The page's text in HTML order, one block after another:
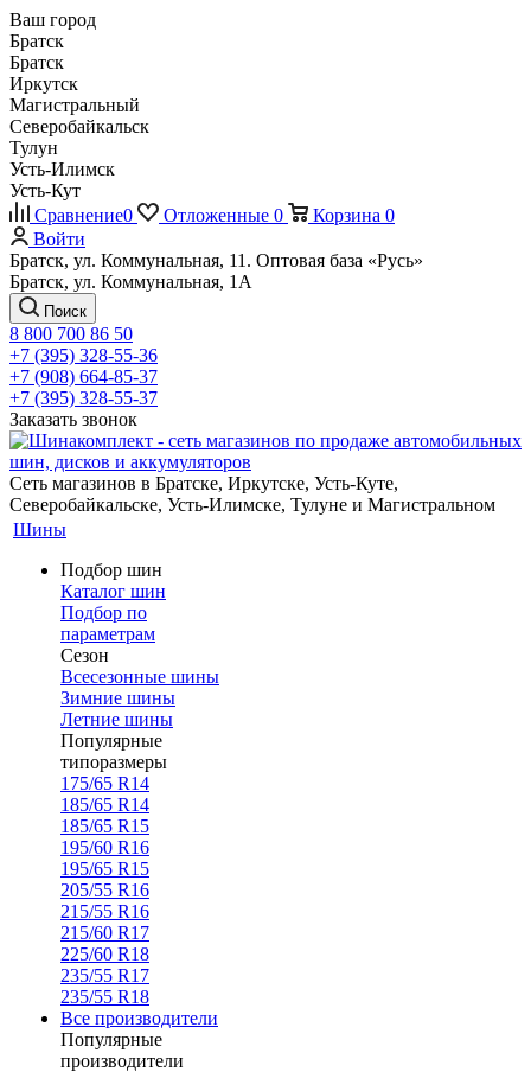
Ваш город
Братск
Братск
Иркутск
Магистральный
Северобайкальск
Тулун
Усть-Илимск
Усть-Кут
Сравнение0 Отложенные 0 Корзина 0
Войти
Братск, ул. Коммунальная, 11. Оптовая база «Русь»
Братск, ул. Коммунальная, 1А
Поиск
8 800 700 86 50
+7 (395) 328-55-36
+7 (908) 664-85-37
+7 (395) 328-55-37
Заказать звонок
Сеть магазинов в Братске, Иркутске, Усть-Куте,
Северобайкальске, Усть-Илимске, Тулуне и Магистральном
Шины
Подбор шин
Каталог шин
Подбор по
параметрам
Сезон
Всесезонные шины
Зимние шины
Летние шины
Популярные
типоразмеры
175/65 R14
185/65 R14
185/65 R15
195/60 R16
195/65 R15
205/55 R16
215/55 R16
215/60 R17
225/60 R18
235/55 R17
235/55 R18
Все производители
Популярные
производители